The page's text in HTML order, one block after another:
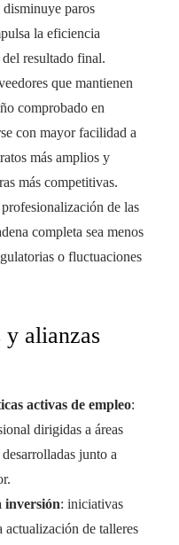
paros
la eficiencia
resultado final.
que mantienen
comprobado en
con mayor facilidad a
más amplios y
más competitivas.
de las
completa sea menos
o fluctuaciones
y alianzas
activas de empleo:
dirigidas a áreas
junto a
inversión: iniciativas
de talleres